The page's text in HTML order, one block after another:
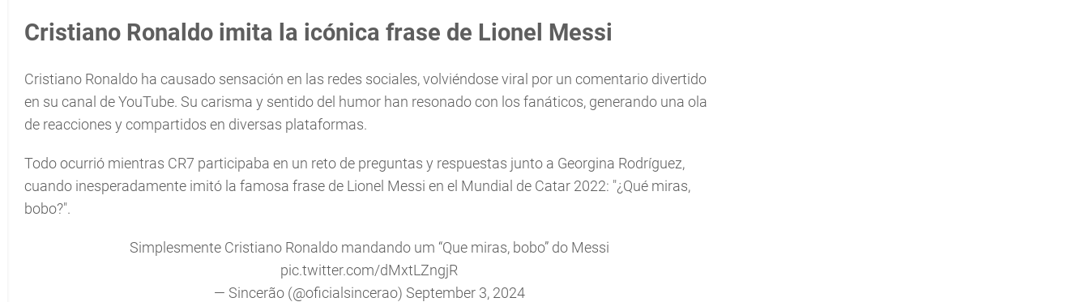
Cristiano Ronaldo imita la icónica frase de Lionel Messi
Cristiano Ronaldo ha causado sensación en las redes sociales, volviéndose viral por un comentario divertido
en su canal de YouTube. Su carisma y sentido del humor han resonado con los fanáticos, generando una ola
de reacciones y compartidos en diversas plataformas.
Todo ocurrió mientras CR7 participaba en un reto de preguntas y respuestas junto a Georgina Rodríguez,
cuando inesperadamente imitó la famosa frase de Lionel Messi en el Mundial de Catar 2022: "¿Qué miras,
bobo?".
Simplesmente Cristiano Ronaldo mandando um “Que miras, bobo” do Messi
pic.twitter.com/dMxtLZngjR
— Sincerão (@oficialsincerao) September 3, 2024